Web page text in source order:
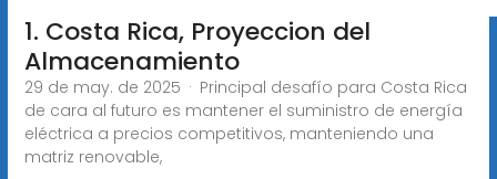
1. Costa Rica, Proyeccion del
Almacenamiento
29 de may. de 2025 · Principal desafío para Costa Rica
de cara al futuro es mantener el suministro de energía
eléctrica a precios competitivos, manteniendo una
matriz renovable,